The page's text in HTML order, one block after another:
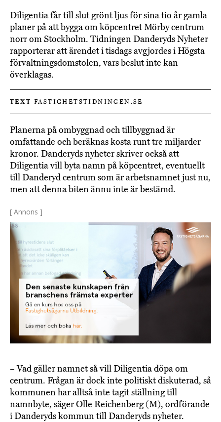
Diligentia får till slut grönt ljus för sina tio år gamla
planer på att bygga om köpcentret Mörby centrum
norr om Stockholm. Tidningen Danderyds Nyheter
rapporterar att ärendet i tisdags avgjordes i Högsta
förvaltningsdomstolen, vars beslut inte kan
överklagas.
TEXT FASTIGHETSTIDNINGEN.SE
Planerna på ombyggnad och tillbyggnad är
omfattande och beräknas kosta runt tre miljarder
kronor. Danderyds nyheter skriver också att
Diligentia vill byta namn på köpcentret, eventuellt
till Danderyd centrum som är arbetsnamnet just nu,
men att denna biten ännu inte är bestämd.
[ Annons ]
– Vad gäller namnet så vill Diligentia döpa om
centrum. Frågan är dock inte politiskt diskuterad, så
kommunen har alltså inte tagit ställning till
namnbyte, säger Olle Reichenberg (M), ordförande
i Danderyds kommun till Danderyds nyheter.